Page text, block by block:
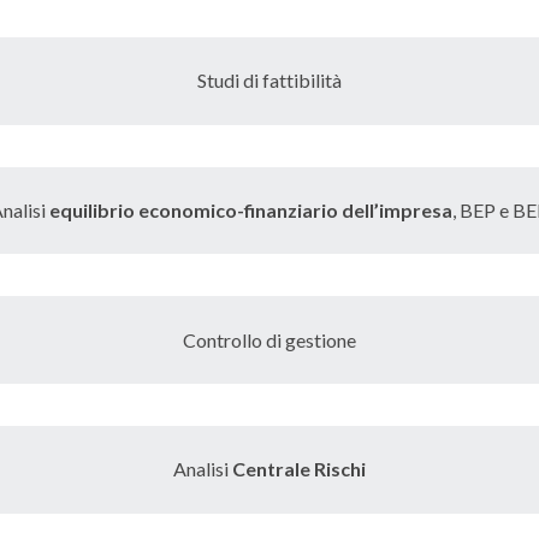
Studi di fattibilità
equilibrio economico-finanziario dell’impresa, BEP e
Controllo di gestione
Analisi Centrale Rischi